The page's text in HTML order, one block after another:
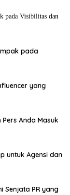
pada
yang
Pers Anda Masuk
untuk Agensi dan
Senjata PR yang